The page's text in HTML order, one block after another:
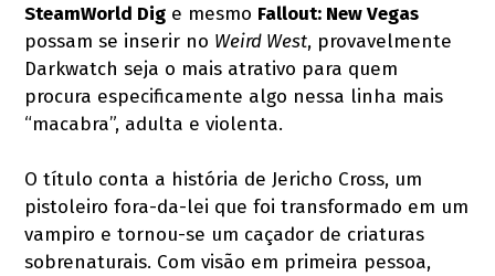
SteamWorld Dig e mesmo Fallout: New Vegas
possam se inserir no Weird West, provavelmente
Darkwatch seja o mais atrativo para quem
procura especificamente algo nessa linha mais
“macabra”, adulta e violenta.
O título conta a história de Jericho Cross, um
pistoleiro fora-da-lei que foi transformado em um
vampiro e tornou-se um caçador de criaturas
sobrenaturais. Com visão em primeira pessoa,